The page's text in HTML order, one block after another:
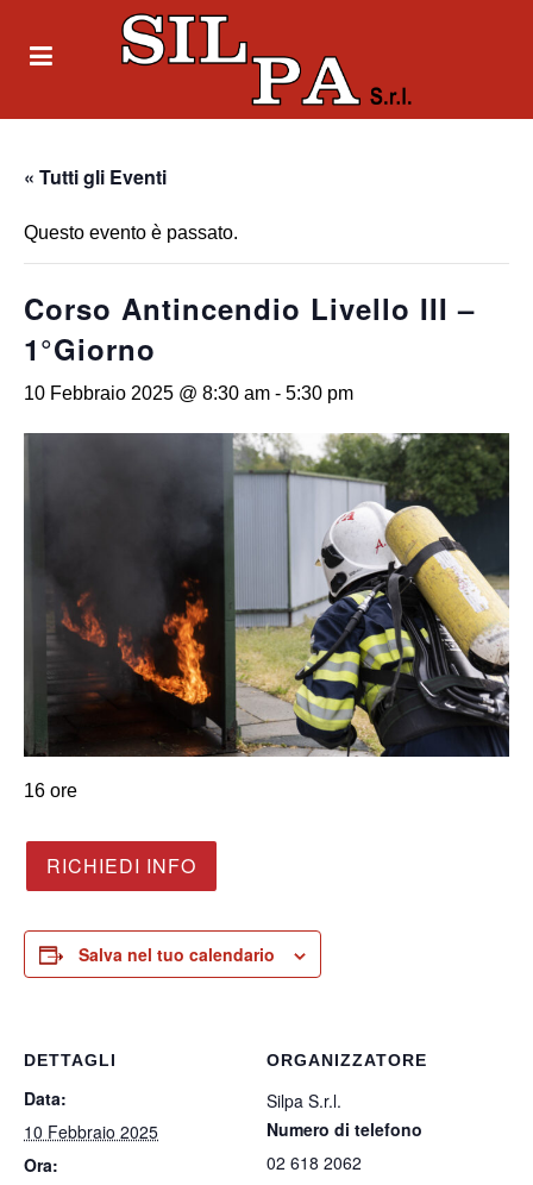
« Tutti gli Eventi
Questo evento è passato.
Corso Antincendio Livello III –
1°Giorno
10 Febbraio 2025 @ 8:30 am - 5:30 pm
16 ore
RICHIEDI INFO
Salva nel tuo calendario
DETTAGLI
Data:
10 Febbraio 2025
Ora:
ORGANIZZATORE
Silpa S.r.l.
Numero di telefono
02 618 2062